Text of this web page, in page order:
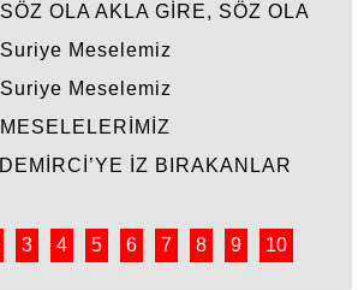
SÖZ OLA AKLA GİRE, SÖZ OLA
Suriye Meselemiz
Suriye Meselemiz
MESELELERİMİZ
DEMİRCİ’YE İZ BIRAKANLAR
3 4 5 6 7 8 9 10